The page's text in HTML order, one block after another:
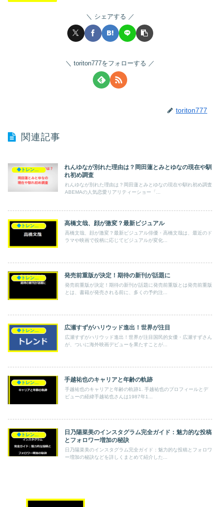
シェアする
toriton777をフォローする
toriton777
関連記事
◆トレンド◆
れんゆなが別れた理由は？岡田蓮とみとゆなの現在や馴
れ初め調査
れんゆなが別れた理由は？岡田蓮とみとゆなの現在や馴れ初め調査
ABEMAの人気恋愛リアリティーショー「...
◆トレンド◆ 高橋文哉、顔が激変？最新ビジュアル
高橋文哉、顔が激変？最新ビジュアル俳優・高橋文哉は、最近のド
ラマや映画で役柄に応じてビジュアルが変化...
◆トレンド◆ 発売前重版が決定！期待の新刊が話題に
発売前重版が決定！期待の新刊が話題に発売前重版とは発売前重版
とは、書籍が発売される前に、多くの予約注...
広瀬すずがハリウッド進出！世界が注目
広瀬すずがハリウッド進出！世界が注目国民的女優・広瀬すずさん
が、ついに海外映画デビューを果たすことが...
手越祐也のキャリアと年齢の軌跡
手越祐也のキャリアと年齢の軌跡1. 手越祐也のプロフィールとデ
ビューの経緯手越祐也さんは1987年1...
日乃陽菜美のインスタグラム完全ガイド：魅力的な投稿
とフォロワー増加の秘訣
日乃陽菜美のインスタグラム完全ガイド：魅力的な投稿とフォロワ
ー増加の秘訣などを詳しくまとめて紹介した...